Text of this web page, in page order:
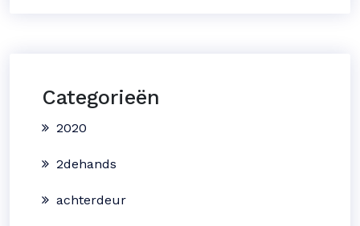
Categorieën
2020
2dehands
achterdeur